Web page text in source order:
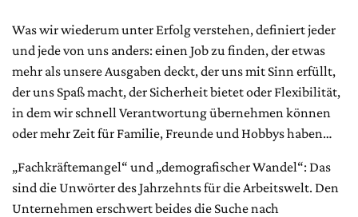
Was wir wiederum unter Erfolg verstehen, definiert jeder
und jede von uns anders: einen Job zu finden, der etwas
mehr als unsere Ausgaben deckt, der uns mit Sinn erfüllt,
der uns Spaß macht, der Sicherheit bietet oder Flexibilität,
in dem wir schnell Verantwortung übernehmen können
oder mehr Zeit für Familie, Freunde und Hobbys haben…
„Fachkräftemangel“ und „demografischer Wandel“: Das
sind die Unwörter des Jahrzehnts für die Arbeitswelt. Den
Unternehmen erschwert beides die Suche nach